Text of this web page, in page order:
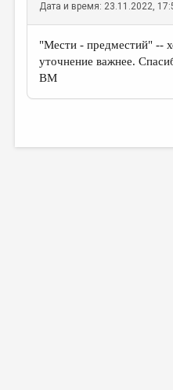
Дата и время: 23.11.2022,
"Мести - предместий" --
уточнение важнее.
ВМ